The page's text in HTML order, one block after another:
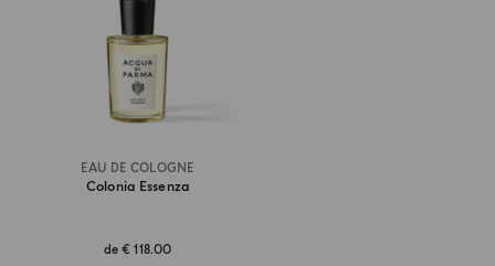
EAU DE COLOGNE
Colonia Essenza
de€ 118.00